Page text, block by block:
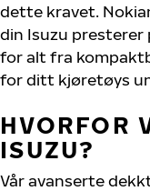
dette kravet.
din Isuzu
for alt fra
for ditt kjøretøys
HVORFOR
ISUZU?
Vår avanserte